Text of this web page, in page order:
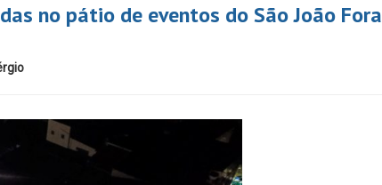
no pátio de eventos do São João Fora